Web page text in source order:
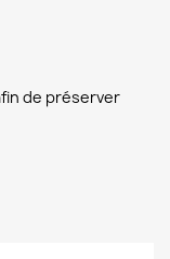
de préserver